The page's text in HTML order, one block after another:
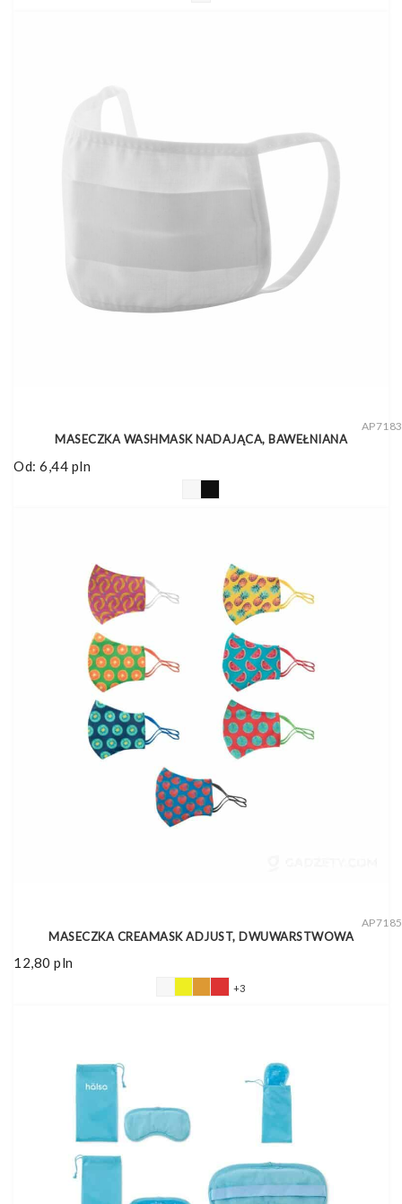
MASECZKA WASHMASK NADAJĄCA, BAWEŁNIANA
Od: 6,44 pln
MASECZKA CREAMASK ADJUST, DWUWARSTWOWA
12,80 pln
+3